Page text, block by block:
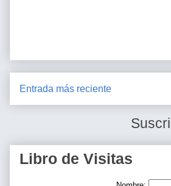
Entrada más reciente
Libro de Visitas